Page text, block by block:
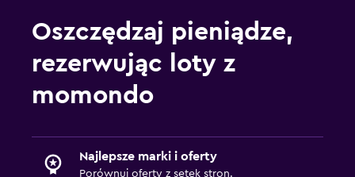
Oszczędzaj pieniądze,
rezerwując loty z
momondo
Najlepsze marki i oferty
Porównuj oferty z setek stron.